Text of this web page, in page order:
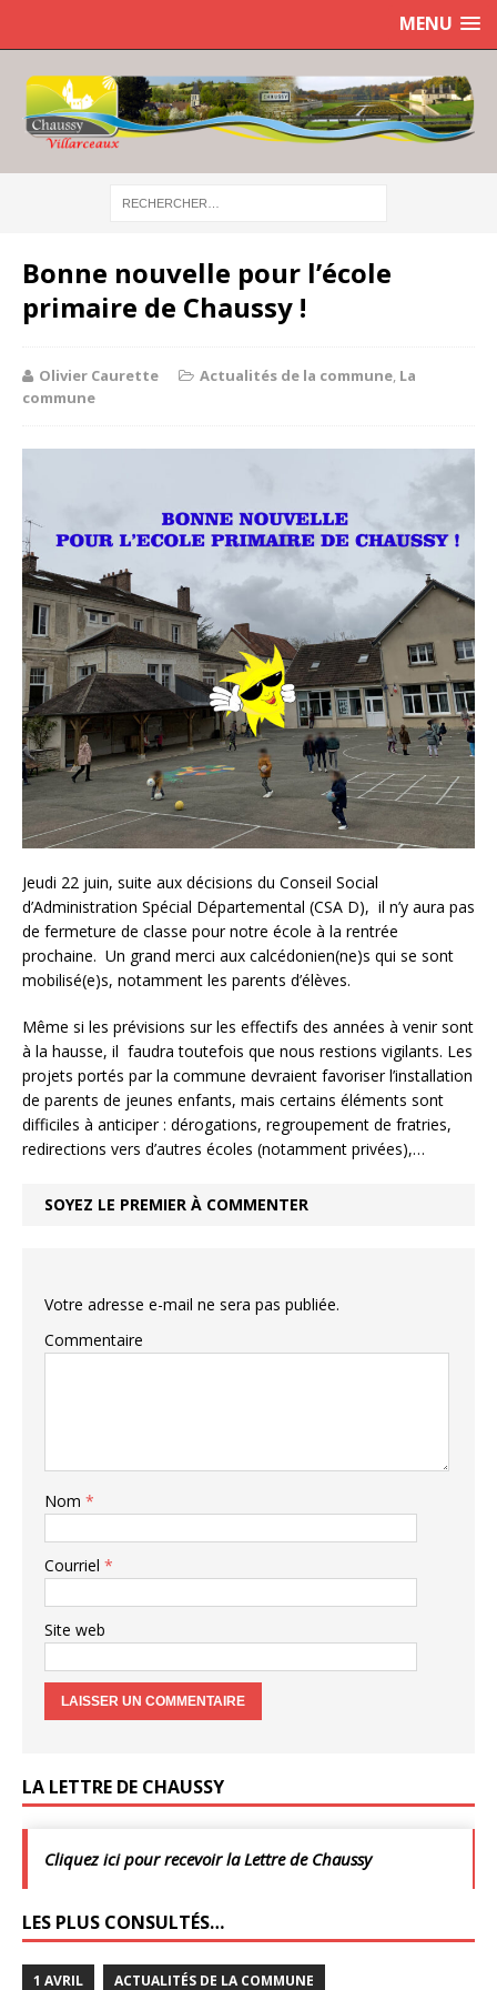
MENU
Bonne nouvelle pour l’école
primaire de Chaussy !
Olivier Caurette Actualités de la commune, La
commune
Jeudi 22 juin, suite aux décisions du Conseil Social
d’Administration Spécial Départemental (CSA D), il n’y aura pas
de fermeture de classe pour notre école à la rentrée
prochaine. Un grand merci aux calcédonien(ne)s qui se sont
mobilisé(e)s, notamment les parents d’élèves.
Même si les prévisions sur les effectifs des années à venir sont
à la hausse, il faudra toutefois que nous restions vigilants. Les
projets portés par la commune devraient favoriser l’installation
de parents de jeunes enfants, mais certains éléments sont
difficiles à anticiper : dérogations, regroupement de fratries,
redirections vers d’autres écoles (notamment privées),…
SOYEZ LE PREMIER À COMMENTER
Votre adresse e-mail ne sera pas publiée.
Commentaire
Nom *
Courriel *
Site web
LA LETTRE DE CHAUSSY
Cliquez ici pour recevoir la Lettre de Chaussy
LES PLUS CONSULTÉS…
1 AVRIL ACTUALITÉS DE LA COMMUNE